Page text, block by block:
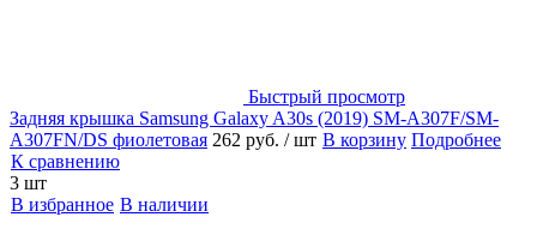
Быстрый просмотр
Задняя крышка Samsung Galaxy A30s (2019) SM-A307F/SM-
A307FN/DS фиолетовая 262 руб. / шт В корзину Подробнее
К сравнению
3 шт
В избранное В наличии